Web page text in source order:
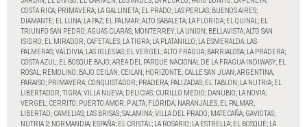
COSTA RICA; PRIMAVERA; LA GALLINETA; EL PRADO; LAS PERLAS; BUENOS AIRES;
DIAMANTE; EL LUNA; LA PAZ; EL PALMAR; ALTO SABALETA; LA FLORIDA; EL QUINAL; EL
TRIUNFO SAN PEDRO; AGUAS CLARAS; MONTERREY; LA UNION; BELLAVISTA; ALTO SAN
ISIDRO; EL MIRADOR; CAFETALES; LA TIGRA; LA PLATANILLO; LA ESMERALDA; LAS
PALMERAS; VALDIVIA; LAS IGLESIAS; EL VERGEL; ALTO FRAGUA; BARRIALOSA; LA PRADERA;
COSTA AZUL; EL BOSQUE BAJO; AREA DEL PARQUE NACIONAL DE LA FRAGUA INDIWASY; EL
ROSAL; REMOLINO; BAJO CEILAN; CEILAN; HORIZONTE; CALLE SAN JUAN; ARGENTINA;
PARAISO; PRIMAVERA; CONQUISTADOR; PRADERA; PALIZADAS; EL TABLON; LA NUTRIA; EL
LIBERTADOR; TIGRA; VILLA NUEVA; DELICIAS; CURILLO MEDIO; DANUBIO; LA NOVIA;
VERGEL; CERRITO; PUERTO AMOR; P ALTA; FLORIDA; NARANJALES; EL PALMAR;
LIBERTAD; CAMELIAS; LAS BRISAS; SALAMINA; VILLA DEL PRADO; MATECAÑA; GAVIOTAS;
NUTRIA 2; NORMANDIA; ESPAÑA; EL CRISTAL; LA ROSARIO; LA ESTRELLA; EL BOSQUE; LA